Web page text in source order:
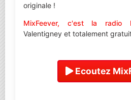
originale !
MixFeever, c'est la radio
Valentigney et totalement
Ecoutez